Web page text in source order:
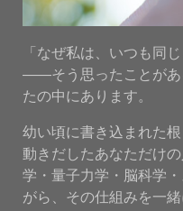
「なぜ私は、いつも同
——そう思ったことがあ
たの中にあります。
幼い頃に書き込まれた
動きだしたあなただけ
学・量子力学・脳科学
がら、その仕組みを一